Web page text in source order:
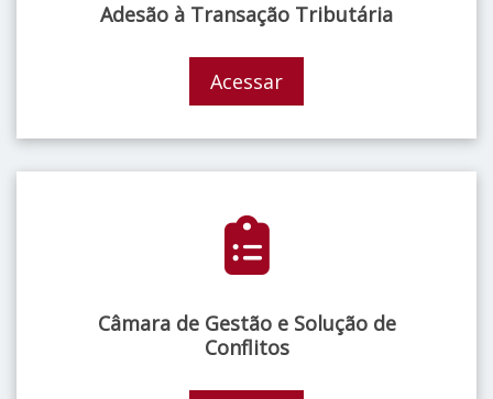
Adesão à Transação Tributária
Acessar
Câmara de Gestão e Solução de
Conflitos